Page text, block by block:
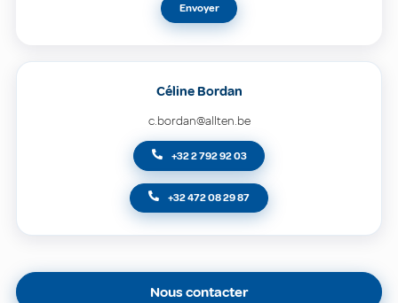
Envoyer
Céline Bordan
c.bordan@allten.be
+32 2 792 92 03
+32 472 08 29 87
Nous contacter